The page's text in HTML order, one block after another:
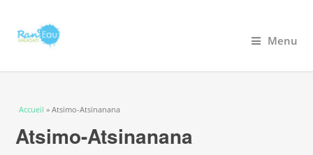
Menu
Vous êtes ici
Accueil » Atsimo-Atsinanana
Atsimo-Atsinanana